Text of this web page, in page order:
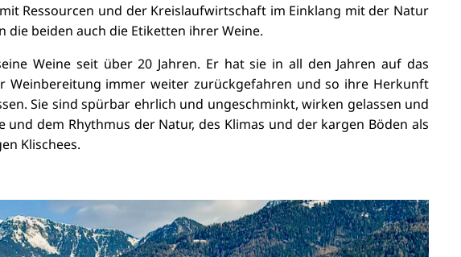
Ressourcen und der Kreislaufwirtschaft im Einklang mit der Natur
die beiden auch die Etiketten ihrer Weine.
Weine seit über 20 Jahren. Er hat sie in all den Jahren auf das
Weinbereitung immer weiter zurückgefahren und so ihre Herkunft
Sie sind spürbar ehrlich und ungeschminkt, wirken gelassen und
dem Rhythmus der Natur, des Klimas und der kargen Böden als
Klischees.